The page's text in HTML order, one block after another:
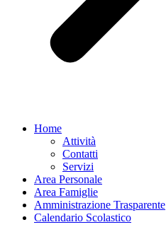
Home
Attività
Contatti
Servizi
Area Personale
Area Famiglie
Amministrazione Trasparente
Calendario Scolastico